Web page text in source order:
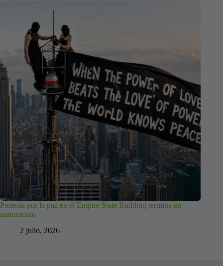
Protesta por la paz en el Empire State Building termina en
matrimonio
2 julio, 2026